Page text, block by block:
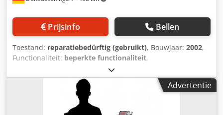
Prijsinfo Bellen
Toestand: reparatiebedürftig (gebruikt), Bouwjaar: 2002,
Functionaliteit: beperkte functionaliteit,
2053
Diskus vlakslijpmachine DDS 750 XR, bouwjaar 2002. De
storing betreft de Diskus IONIOC meetautomaat computer,
verder is de machine bedrijfsvaardig. Bezichtiging onder
stroom op locatie in Remscheid is mogelijk. Chsdpfx Aaoza
Advertentie